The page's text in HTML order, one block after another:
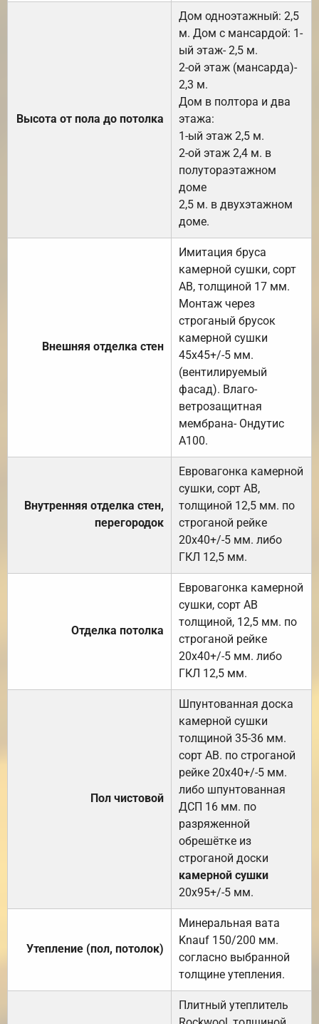
Высота от пола до потолка
Дом одноэтажный: 2,5
м. Дом с мансардой: 1-
ый этаж- 2,5 м.
2-ой этаж (мансарда)-
2,3 м.
Дом в полтора и два
этажа:
1-ый этаж 2,5 м.
2-ой этаж 2,4 м. в
полутораэтажном
доме
2,5 м. в двухэтажном
доме.
Внешняя отделка стен
Имитация бруса
камерной сушки, сорт
АВ, толщиной 17 мм.
Монтаж через
строганый брусок
камерной сушки
45х45+/-5 мм.
(вентилируемый
фасад). Влаго-
ветрозащитная
мембрана- Ондутис
А100.
Внутренняя отделка стен,
перегородок
Евровагонка камерной
сушки, сорт АВ,
толщиной 12,5 мм. по
строганой рейке
20х40+/-5 мм. либо
ГКЛ 12,5 мм.
Отделка потолка
Евровагонка камерной
сушки, сорт АВ
толщиной, 12,5 мм. по
строганой рейке
20х40+/-5 мм. либо
ГКЛ 12,5 мм.
Пол чистовой
Шпунтованная доска
камерной сушки
толщиной 35-36 мм.
сорт АВ. по строганой
рейке 20х40+/-5 мм.
либо шпунтованная
ДСП 16 мм. по
разряженной
обрешётке из
строганой доски
камерной сушки
20х95+/-5 мм.
Утепление (пол, потолок)
Минеральная вата
Knauf 150/200 мм.
согласно выбранной
толщине утепления.
Плитный утеплитель